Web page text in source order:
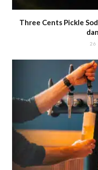
Three Cents Pickle
26